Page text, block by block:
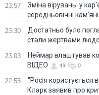
23:57
Зміна вірувань: у
середньовічні
23:30
Достатньо було
стали жертвами
23:03
Неймар влаштував
ВІДЕО
49 0
22:55
"Росія користується
Кларк заявив про